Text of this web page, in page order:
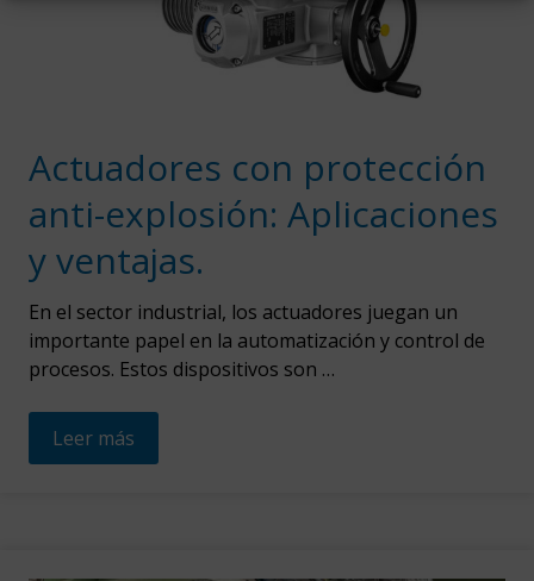
Actuadores con protección
anti-explosión: Aplicaciones
y ventajas.
En el sector industrial, los actuadores juegan un
importante papel en la automatización y control de
procesos. Estos dispositivos son …
Leer más